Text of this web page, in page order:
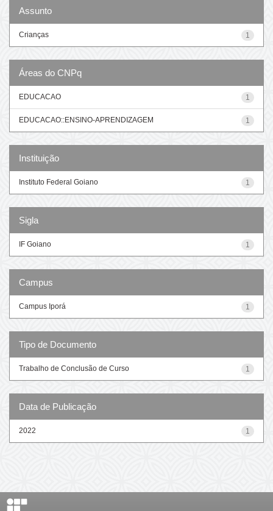
Assunto
1
Crianças
Áreas do CNPq
1
EDUCACAO
1
EDUCACAO::ENSINO-APRENDIZAGEM
Instituição
1
Instituto Federal Goiano
Sigla
1
IF Goiano
Campus
1
Campus Iporá
Tipo de Documento
1
Trabalho de Conclusão de Curso
Data de Publicação
1
2022